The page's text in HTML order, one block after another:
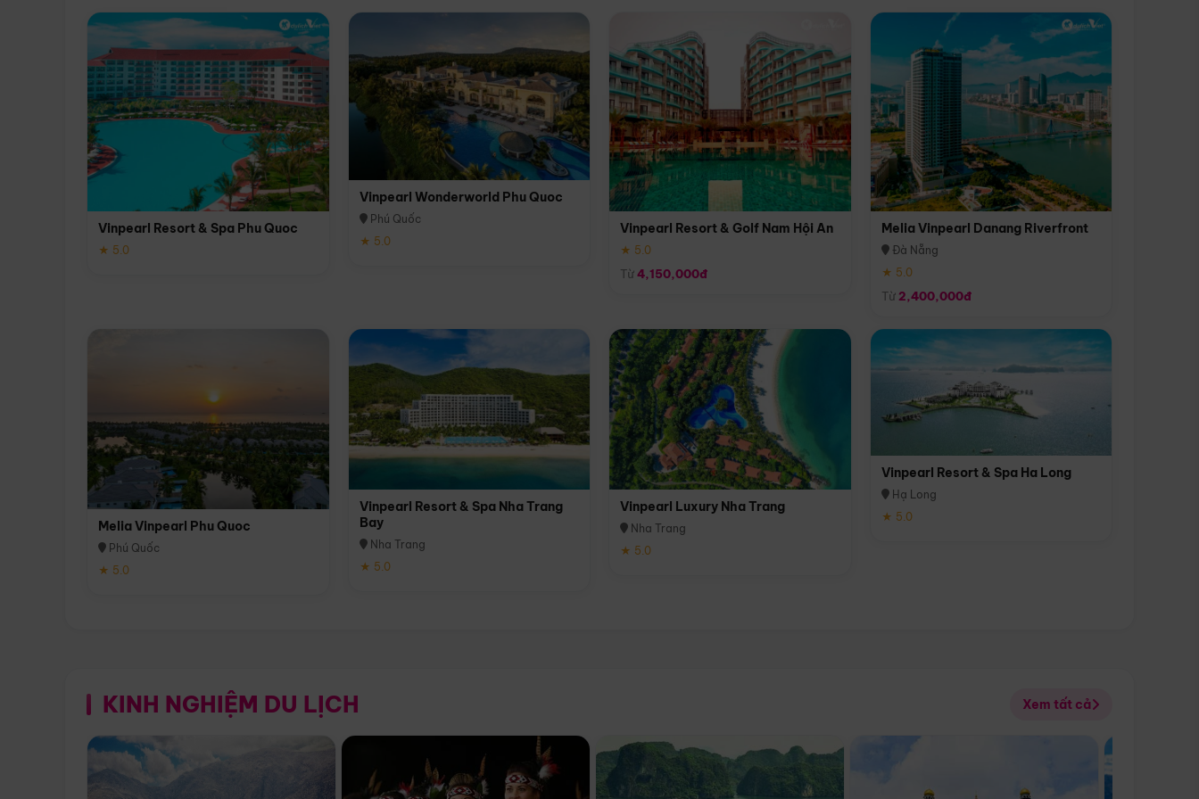
Vinpearl Resort & Spa Phu Quoc
★ 5.0
Vinpearl Wonderworld Phu Quoc
Phú Quốc
★ 5.0
Vinpearl Resort & Golf Nam Hội An
★ 5.0
Từ4,150,000đ
Melia Vinpearl Danang Riverfront
Đà Nẵng
★ 5.0
Từ 2,400,000đ
Melia Vinpearl Phu Quoc
Phú Quốc
★ 5.0
Vinpearl Resort & Spa Nha Trang
Bay
Nha Trang
★ 5.0
Vinpearl Luxury Nha Trang
Nha Trang
★ 5.0
Vinpearl Resort & Spa Ha Long
Hạ Long
★ 5.0
KINH NGHIỆM DU LỊCH Xem tất cả